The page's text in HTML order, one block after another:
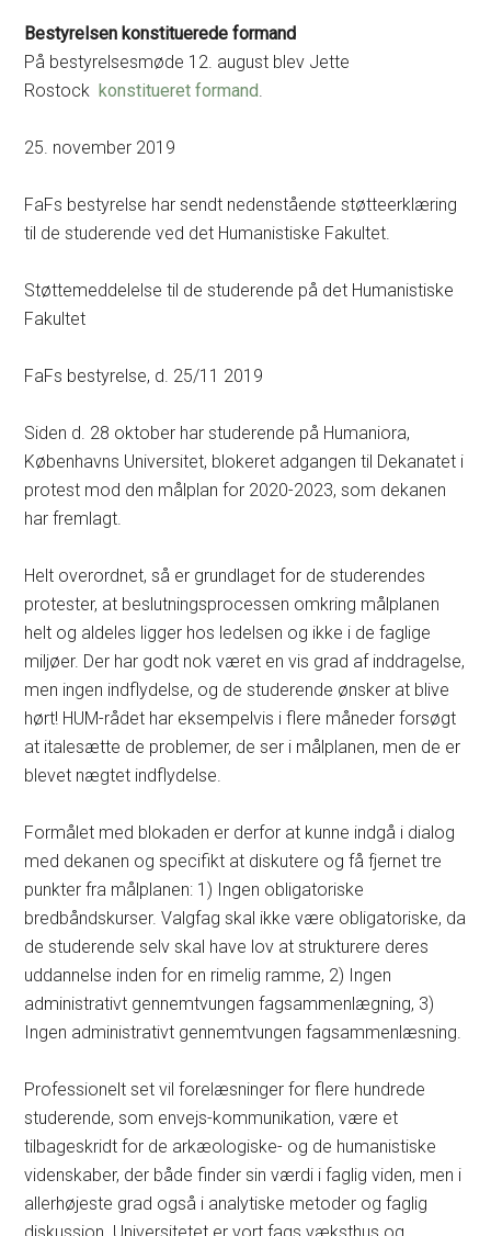
Bestyrelsen konstituerede formand
På bestyrelsesmøde 12. august blev Jette
Rostockkonstitueret formand.
25. november 2019
FaFs bestyrelse har sendt nedenstående støtteerklæring
til de studerende ved det Humanistiske Fakultet.
Støttemeddelelse til de studerende på det Humanistiske
Fakultet
FaFs bestyrelse, d. 25/11 2019
Siden d. 28 oktober har studerende på Humaniora,
Københavns Universitet, blokeret adgangen til Dekanatet i
protest mod den målplan for 2020-2023, som dekanen
har fremlagt.
Helt overordnet, så er grundlaget for de studerendes
protester, at beslutningsprocessen omkring målplanen
helt og aldeles ligger hos ledelsen og ikke i de faglige
miljøer. Der har godt nok været en vis grad af inddragelse,
men ingen indflydelse, og de studerende ønsker at blive
hørt! HUM-rådet har eksempelvis i flere måneder forsøgt
at italesætte de problemer, de ser i målplanen, men de er
blevet nægtet indflydelse.
Formålet med blokaden er derfor at kunne indgå i dialog
med dekanen og specifikt at diskutere og få fjernet tre
punkter fra målplanen: 1) Ingen obligatoriske
bredbåndskurser. Valgfag skal ikke være obligatoriske, da
de studerende selv skal have lov at strukturere deres
uddannelse inden for en rimelig ramme, 2) Ingen
administrativt gennemtvungen fagsammenlægning, 3)
Ingen administrativt gennemtvungen fagsammenlæsning.
Professionelt set vil forelæsninger for flere hundrede
studerende, som envejs-kommunikation, være et
tilbageskridt for de arkæologiske- og de humanistiske
videnskaber, der både finder sin værdi i faglig viden, men i
allerhøjeste grad også i analytiske metoder og faglig